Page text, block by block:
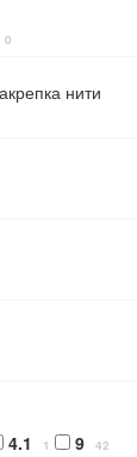
0
нити
4.1 1 9 42